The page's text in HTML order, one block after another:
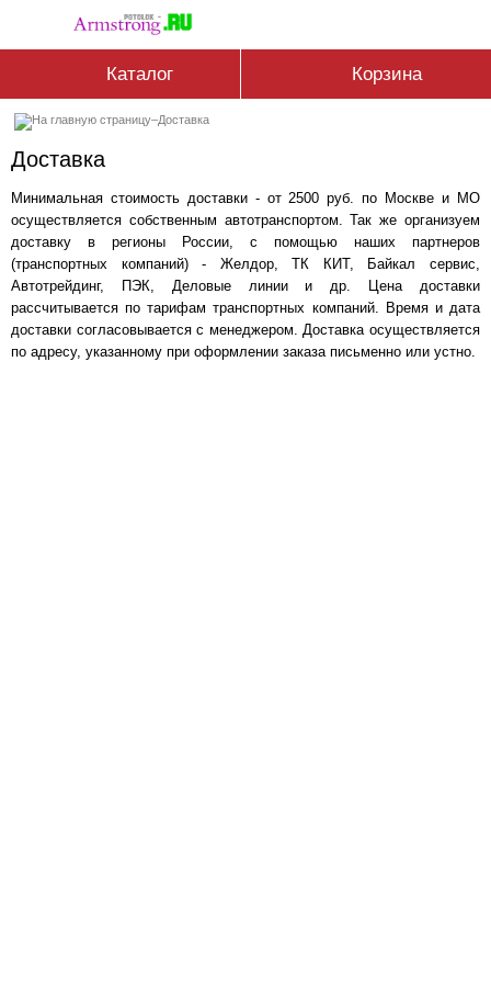
Каталог Корзина
–Доставка
Доставка
Минимальная стоимость доставки - от 2500 руб. по Москве и МО
осуществляется собственным автотранспортом. Так же организуем
доставку в регионы России, с помощью наших партнеров
(транспортных компаний) - Желдор, ТК КИТ, Байкал сервис,
Автотрейдинг, ПЭК, Деловые линии и др. Цена доставки
рассчитывается по тарифам транспортных компаний. Время и дата
доставки согласовывается с менеджером. Доставка осуществляется
по адресу, указанному при оформлении заказа письменно или устно.